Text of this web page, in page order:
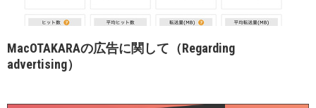
MacOTAKARAの広告に関して（Regarding
advertising）